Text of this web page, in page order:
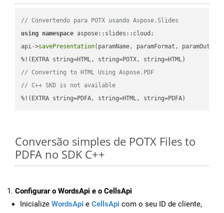
// Convertendo para POTX usando Aspose.Slides
using namespace aspose::slides::cloud;
api->savePresentation(paramName, paramFormat,
// Converting to HTML Using Aspose.PDF
// C++ SKD is not available
%!(EXTRA string=PDFA, string=HTML, string=PDFA)
Conversão simples de POTX Files to
PDFA no SDK C++
Configurar o WordsApi e o CellsApi
Inicialize WordsApi e CellsApi com o seu ID de cliente,